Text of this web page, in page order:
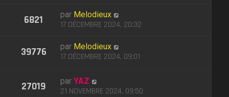
6821 par Melodieux
17 DÉCEMBRE 2024, 20:32
39776 par Melodieux
17 DÉCEMBRE 2024, 09:01
27019 parYAZ
21 NOVEMBRE 2024, 09:50